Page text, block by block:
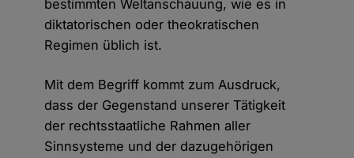
bestimmten Weltanschauung, wie es in
diktatorischen oder theokratischen
Regimen üblich ist.
Mit dem Begriff kommt zum Ausdruck,
dass der Gegenstand unserer Tätigkeit
der rechtsstaatliche Rahmen aller
Sinnsysteme und der dazugehörigen